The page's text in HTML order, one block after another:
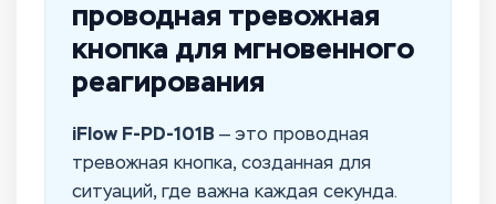
проводная тревожная
кнопка для мгновенного
реагирования
iFlow F-PD-101B — это проводная
тревожная кнопка, созданная для
ситуаций, где важна каждая секунда.